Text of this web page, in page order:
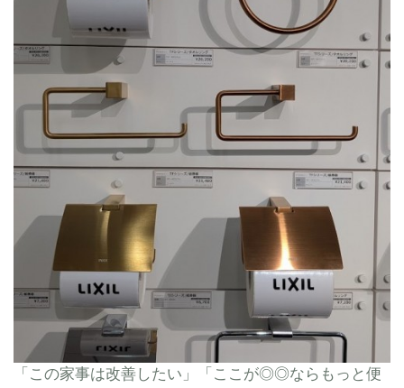
「この家事は改善したい」「ここが◎◎ならもっと便